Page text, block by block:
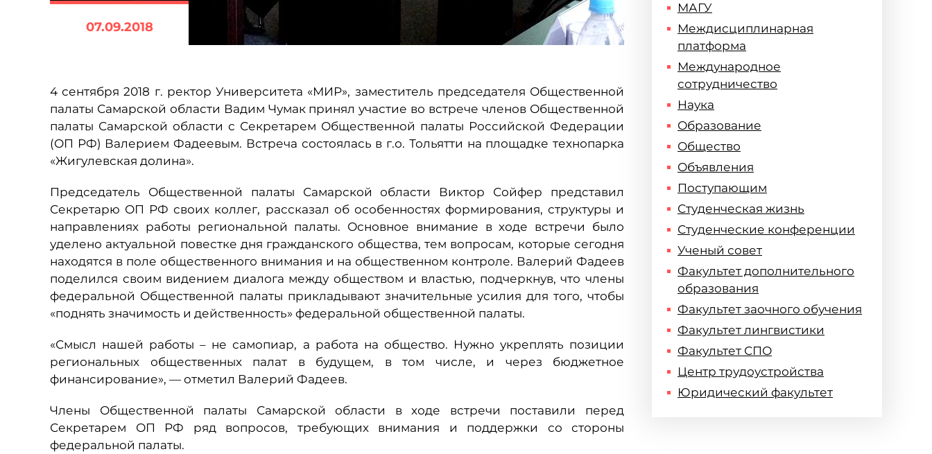
07.09.2018
4 сентября 2018 г. ректор Университета «МИР», заместитель председателя Общественной
палаты Самарской области Вадим Чумак принял участие во встрече членов Общественной
палаты Самарской области с Секретарем Общественной палаты Российской Федерации
(ОП РФ) Валерием Фадеевым. Встреча состоялась в г.о. Тольятти на площадке технопарка
«Жигулевская долина».
Председатель Общественной палаты Самарской области Виктор Сойфер представил
Секретарю ОП РФ своих коллег, рассказал об особенностях формирования, структуры и
направлениях работы региональной палаты. Основное внимание в ходе встречи было
уделено актуальной повестке дня гражданского общества, тем вопросам, которые сегодня
находятся в поле общественного внимания и на общественном контроле. Валерий Фадеев
поделился своим видением диалога между обществом и властью, подчеркнув, что члены
федеральной Общественной палаты прикладывают значительные усилия для того, чтобы
«поднять значимость и действенность» федеральной общественной палаты.
«Смысл нашей работы – не самопиар, а работа на общество. Нужно укреплять позиции
региональных общественных палат в будущем, в том числе, и через бюджетное
финансирование», — отметил Валерий Фадеев.
Члены Общественной палаты Самарской области в ходе встречи поставили перед
Секретарем ОП РФ ряд вопросов, требующих внимания и поддержки со стороны
федеральной палаты.
МАГУ
Междисциплинарная
платформа
Международное
сотрудничество
Наука
Образование
Общество
Объявления
Поступающим
Студенческая жизнь
Студенческие конференции
Ученый совет
Факультет дополнительного
образования
Факультет заочного обучения
Факультет лингвистики
Факультет СПО
Центр трудоустройства
Юридический факультет